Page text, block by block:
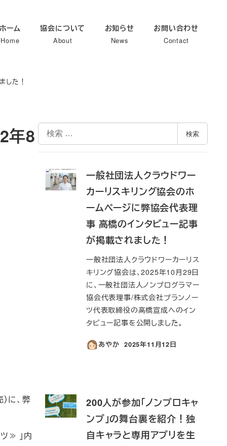
ーム
Home
協会について
About
お知らせ
News
お問い合わせ
Contact
した！
年8
に、弊
≫ 」内
索
検索
一般社団法人クラウドワー
カーリスキリング協会のホ
ームページに弊協会代表理
事 高橋のインタビュー記事
が掲載されました！
一般社団法人クラウドワーカーリス
キリング協会は、2025年10月29日
に、一般社団法人ノンプログラマー
協会代表理事/株式会社プランノー
ツ代表取締役の高橋宣成へのイン
タビュー記事を公開しました。
あやか
投稿日
2025年11月12日
200人が参加「ノンプロキャ
ンプ」の舞台裏を紹介！独
自キャラと専用アプリを生